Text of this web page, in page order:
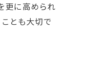
更に高められ
とも大切で